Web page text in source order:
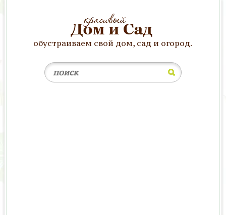
обустраиваем свой дом, сад и огород.